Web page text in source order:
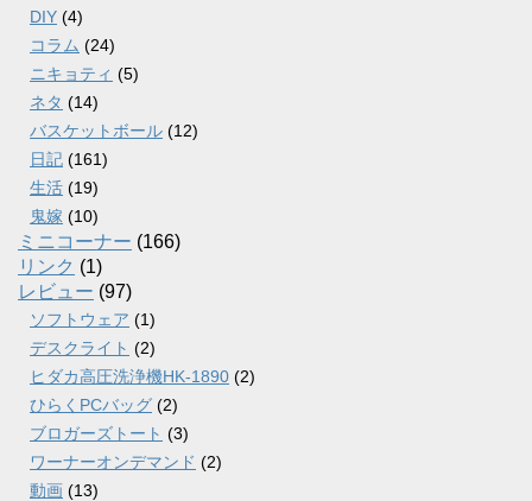
DIY (4)
コラム (24)
ニキョティ (5)
ネタ (14)
バスケットボール (12)
日記 (161)
生活 (19)
鬼嫁 (10)
ミニコーナー (166)
リンク (1)
レビュー (97)
ソフトウェア (1)
デスクライト (2)
ヒダカ高圧洗浄機HK-1890 (2)
ひらくPCバッグ (2)
ブロガーズトート (3)
ワーナーオンデマンド (2)
動画 (13)